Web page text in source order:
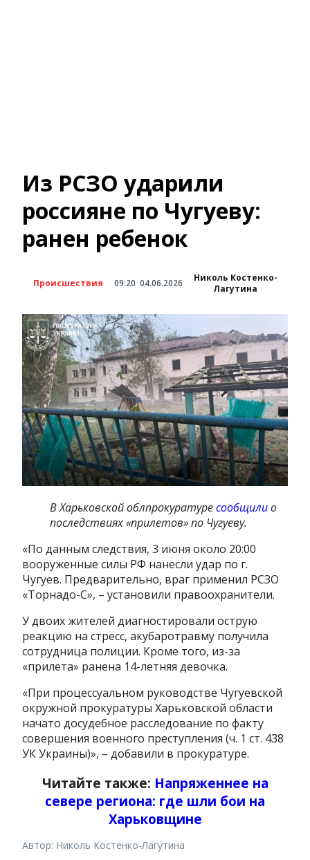
Из РСЗО ударили
россияне по Чугуеву:
ранен ребенок
Происшествия 09:20 04.06.2026
Николь Костенко-
Лагутина
В Харьковской облпрокуратуресообщилио
последствиях «прилетов» по Чугуеву.
«По данным следствия, 3 июня около 20:00
вооруженные силы РФ нанесли удар по г.
Чугуев. Предварительно, враг применил РСЗО
«Торнадо-С», – установили правоохранители.
У двоих жителей диагностировали острую
реакцию на стресс, акубаротравму получила
сотрудница полиции. Кроме того, из-за
«прилета» ранена 14-летняя девочка.
«При процессуальном руководстве Чугуевской
окружной прокуратуры Харьковской области
начато досудебное расследование по факту
совершения военного преступления (ч. 1 ст. 438
УК Украины)», – добавили в прокуратуре.
Читайте также: Напряженнее на
севере региона: где шли бои на
Харьковщине
Автор: Николь Костенко-Лагутина